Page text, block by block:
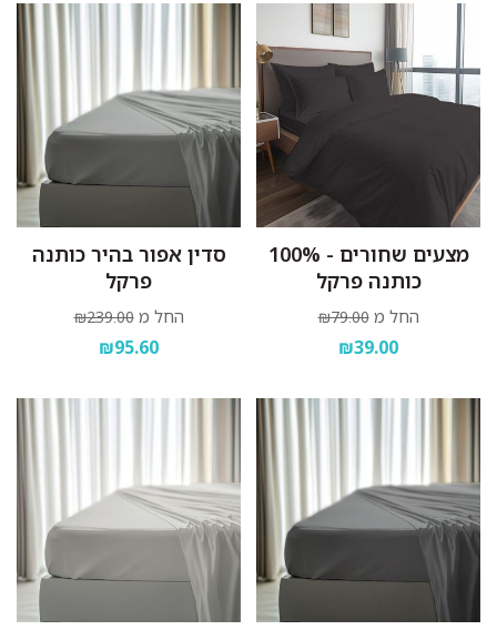
מצעים שחורים - 100%
כותנה פרקל
החל מ ₪79.00
₪39.00
סדין אפור בהיר כותנה
פרקל
החל מ ₪239.00
₪95.60